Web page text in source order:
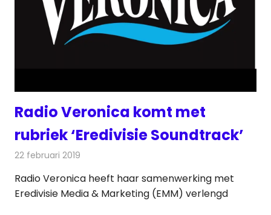
Radio Veronica komt met
rubriek ‘Eredivisie Soundtrack’
22 februari 2019
Radio Veronica heeft haar samenwerking met
Eredivisie Media & Marketing (EMM) verlengd